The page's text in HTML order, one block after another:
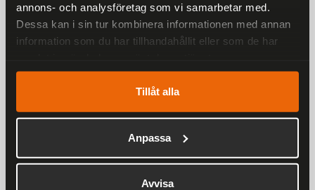
annons- och analysföretag som vi samarbetar med.
Dessa kan i sin tur kombinera informationen med annan
information som du har tillhandahållit eller som de har
Tillåt alla
Anpassa
Avvisa
Ronny Raggarväst Herr